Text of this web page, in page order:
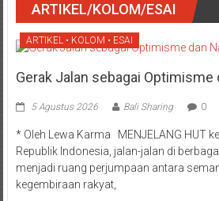
ARTIKEL/KOLOM/ESAI
ARTIKEL • KOLOM • ESAI
Gerak Jalan sebagai
5 Agustus 2026 Bali Sharing 0
* Oleh Lewa Karma MENJELANG HUT
Republik Indonesia, jalan-jalan di
menjadi ruang perjumpaan antara
kegembiraan rakyat,